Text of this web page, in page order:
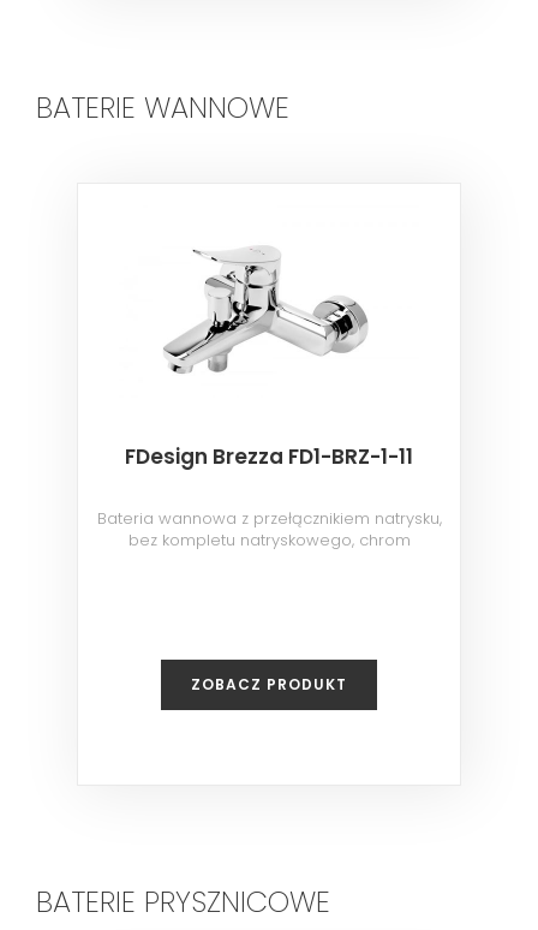
BATERIE WANNOWE
FDesign Brezza FD1-BRZ-1-11
Bateria wannowa z przełącznikiem natrysku,
bez kompletu natryskowego, chrom
ZOBACZ PRODUKT
BATERIE PRYSZNICOWE